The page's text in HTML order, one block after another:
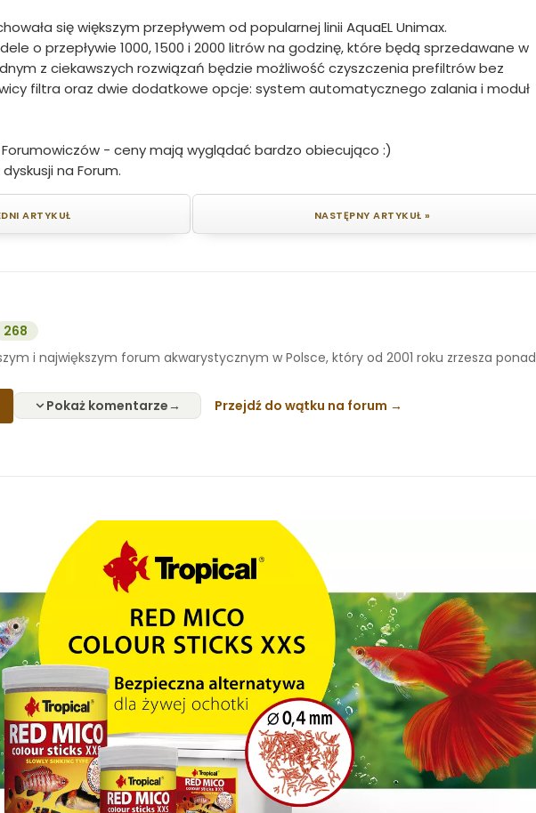
się większym przepływem od popularnej linii AquaEL Unimax.
o przepływie 1000, 1500 i 2000 litrów na godzinę, które będą sprzedawane w
z ciekawszych rozwiązań będzie możliwość czyszczenia prefiltrów bez
filtra oraz dwie dodatkowe opcje: system automatycznego zalania i moduł
- ceny mają wyglądać bardzo obiecująco :)
na Forum.
ARTYKUŁ NASTĘPNY ARTYKUŁ »
268
i największym forum akwarystycznym w Polsce, który od 2001 roku zrzesza ponad
Pokaż komentarze Przejdź do wątku na forum